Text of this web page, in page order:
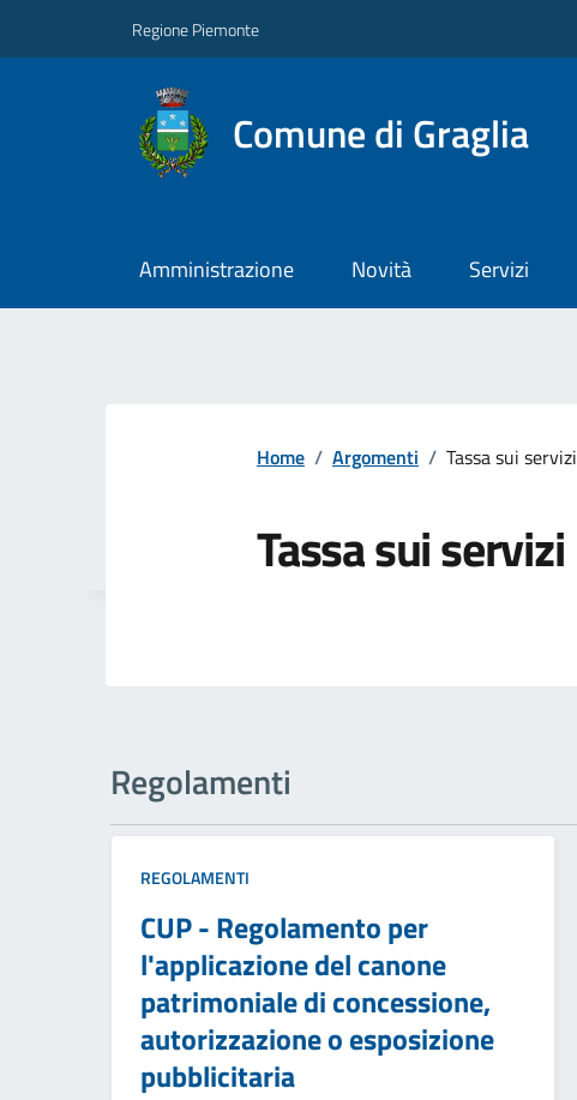
Regione Piemonte
Comune di Graglia
Amministrazione Novità Servizi
Home / Argomenti / Tassa sui servizi
Tassa sui servizi
Regolamenti
REGOLAMENTI
CUP - Regolamento per
l'applicazione del canone
patrimoniale di concessione,
autorizzazione o esposizione
pubblicitaria